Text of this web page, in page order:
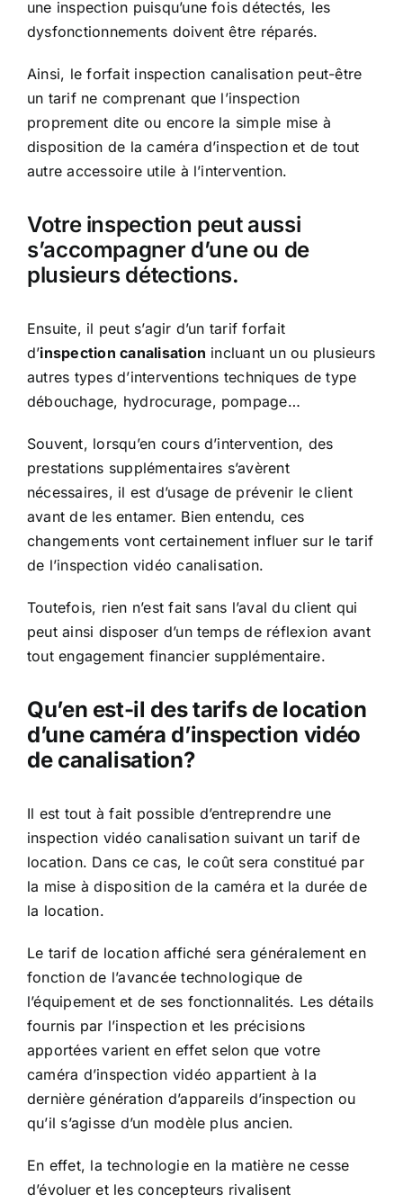
une inspection puisqu’une fois détectés, les
dysfonctionnements doivent être réparés.
Ainsi, le forfait inspection canalisation peut-être
un tarif ne comprenant que l’inspection
proprement dite ou encore la simple mise à
disposition de la caméra d’inspection et de tout
autre accessoire utile à l’intervention.
Votre inspection peut aussi
s’accompagner d’une ou de
plusieurs détections.
Ensuite, il peut s’agir d’un tarif forfait
d’inspection canalisation incluant un ou plusieurs
autres types d’interventions techniques de type
débouchage, hydrocurage, pompage…
Souvent, lorsqu’en cours d’intervention, des
prestations supplémentaires s’avèrent
nécessaires, il est d’usage de prévenir le client
avant de les entamer. Bien entendu, ces
changements vont certainement influer sur le tarif
de l’inspection vidéo canalisation.
Toutefois, rien n’est fait sans l’aval du client qui
peut ainsi disposer d’un temps de réflexion avant
tout engagement financier supplémentaire.
Qu’en est-il des tarifs de location
d’une caméra d’inspection vidéo
de canalisation?
Il est tout à fait possible d’entreprendre une
inspection vidéo canalisation suivant un tarif de
location. Dans ce cas, le coût sera constitué par
la mise à disposition de la caméra et la durée de
la location.
Le tarif de location affiché sera généralement en
fonction de l’avancée technologique de
l’équipement et de ses fonctionnalités. Les détails
fournis par l’inspection et les précisions
apportées varient en effet selon que votre
caméra d’inspection vidéo appartient à la
dernière génération d’appareils d’inspection ou
qu’il s’agisse d’un modèle plus ancien.
En effet, la technologie en la matière ne cesse
d’évoluer et les concepteurs rivalisent